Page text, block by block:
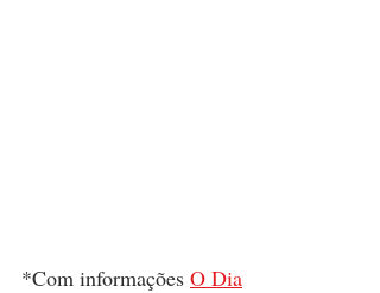
*Com informações O Dia